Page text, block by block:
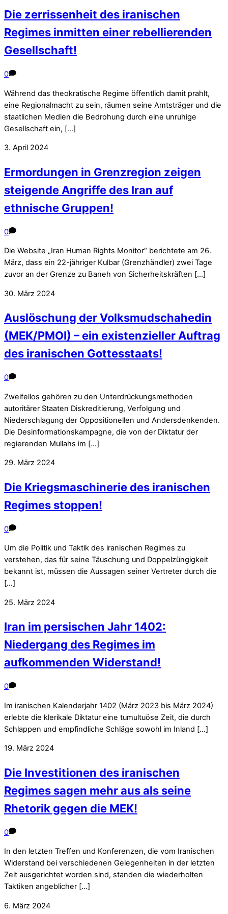
Die zerrissenheit des iranischen
Regimes inmitten einer rebellierenden
Gesellschaft!
0
Während das theokratische Regime öffentlich damit prahlt,
eine Regionalmacht zu sein, räumen seine Amtsträger und die
staatlichen Medien die Bedrohung durch eine unruhige
Gesellschaft ein, […]
3. April 2024
Ermordungen in Grenzregion zeigen
steigende Angriffe des Iran auf
ethnische Gruppen!
0
Die Website „Iran Human Rights Monitor“ berichtete am 26.
März, dass ein 22-jähriger Kulbar (Grenzhändler) zwei Tage
zuvor an der Grenze zu Baneh von Sicherheitskräften […]
30. März 2024
Auslöschung der Volksmudschahedin
(MEK/PMOI) – ein existenzieller Auftrag
des iranischen Gottesstaats!
0
Zweifellos gehören zu den Unterdrückungsmethoden
autoritärer Staaten Diskreditierung, Verfolgung und
Niederschlagung der Oppositionellen und Andersdenkenden.
Die Desinformationskampagne, die von der Diktatur der
regierenden Mullahs im […]
29. März 2024
Die Kriegsmaschinerie des iranischen
Regimes stoppen!
0
Um die Politik und Taktik des iranischen Regimes zu
verstehen, das für seine Täuschung und Doppelzüngigkeit
bekannt ist, müssen die Aussagen seiner Vertreter durch die
[…]
25. März 2024
Iran im persischen Jahr 1402:
Niedergang des Regimes im
aufkommenden Widerstand!
0
Im iranischen Kalenderjahr 1402 (März 2023 bis März 2024)
erlebte die klerikale Diktatur eine tumultuöse Zeit, die durch
Schlappen und empfindliche Schläge sowohl im Inland […]
19. März 2024
Die Investitionen des iranischen
Regimes sagen mehr aus als seine
Rhetorik gegen die MEK!
0
In den letzten Treffen und Konferenzen, die vom Iranischen
Widerstand bei verschiedenen Gelegenheiten in der letzten
Zeit ausgerichtet worden sind, standen die wiederholten
Taktiken angeblicher […]
6. März 2024